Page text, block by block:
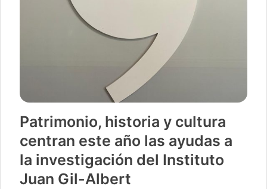
Patrimonio, historia y cultura
centran este año las ayudas a
la investigación del Instituto
Juan Gil-Albert